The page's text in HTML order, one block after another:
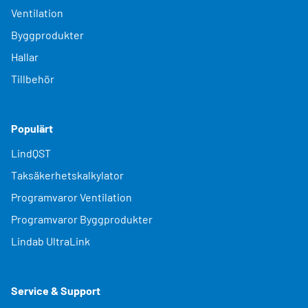
Ventilation
Byggprodukter
Hallar
Tillbehör
Populärt
LindQST
Taksäkerhetskalkylator
Programvaror Ventilation
Programvaror Byggprodukter
Lindab UltraLink
Service & Support